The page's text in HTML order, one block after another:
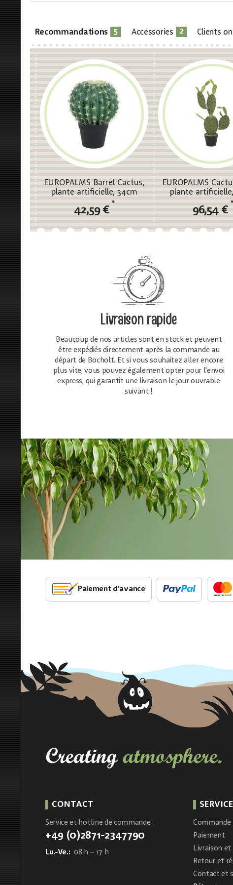
Recommandations 5 Accessories 2 Clients
EUROPALMS Barrel Cactus,
plante artificielle, 34cm
42,59 €
*
EUROPALMS
plante
96,54 €
*
Livraison rapide
Beaucoup de nos articles sont en stock et peuvent
être expédiés directement après la commande au
départ de Bocholt. Et si vous souhaitez aller encore
plus vite, vous pouvez également opter pour l'envoi
express, qui garantit une livraison le jour ouvrable
suivant !
Paiement d'avance
CONTACT
Service et hotline de commande:
+49 (0)2871-2347790
Lu.-Ve.: 08 h – 17 h
Commande
Paiement
Livraison et
Retour et
Contact et